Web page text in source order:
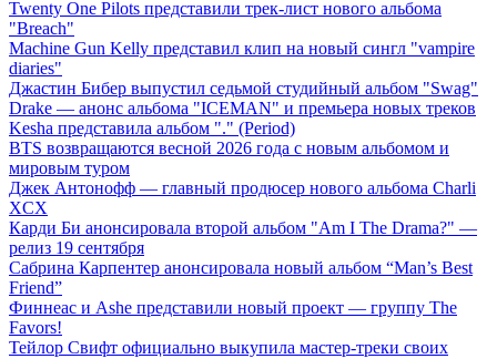
Twenty One Pilots представили трек-лист нового альбома
"Breach"
Machine Gun Kelly представил клип на новый сингл "vampire
diaries"
Джастин Бибер выпустил седьмой студийный альбом "Swag"
Drake — анонс альбома "ICEMAN" и премьера новых треков
Kesha представила альбом "." (Period)
BTS возвращаются весной 2026 года с новым альбомом и
мировым туром
Джек Антонофф — главный продюсер нового альбома Charli
XCX
Карди Би анонсировала второй альбом "Am I The Drama?" —
релиз 19 сентября
Сабрина Карпентер анонсировала новый альбом “Man’s Best
Friend”
Финнеас и Ashe представили новый проект — группу The
Favors!
Тейлор Свифт официально выкупила мастер-треки своих